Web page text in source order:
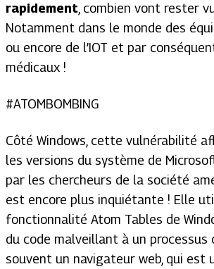
rapidement, combien vont rester
Notamment dans le monde des
ou encore de l’IOT et par
médicaux !
#ATOMBOMBING
Côté Windows, cette vulnérabilité
les versions du système de
par les chercheurs de la société
est encore plus inquiétante ! Elle
fonctionnalité Atom Tables de
du code malveillant à un processus
souvent un navigateur web, qui est